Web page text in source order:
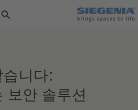
니다:
보안 솔루션